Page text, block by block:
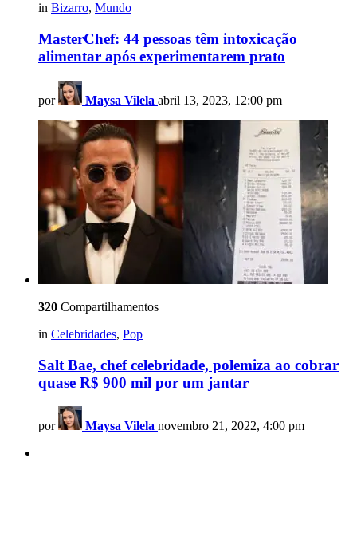
in Bizarro, Mundo
MasterChef: 44 pessoas têm intoxicação
alimentar após experimentarem prato
por Maysa Vilela abril 13, 2023, 12:00 pm
320 Compartilhamentos
in Celebridades, Pop
Salt Bae, chef celebridade, polemiza ao cobrar
quase R$ 900 mil por um jantar
por Maysa Vilela novembro 21, 2022, 4:00 pm